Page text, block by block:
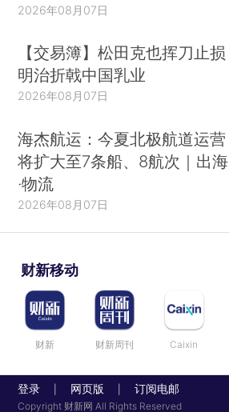
2026年08月07日
【交易簿】松田克也挥刀止损
明治折戟中国乳业
2026年08月07日
海杰航运：今夏北极航道运营
将扩大至7条船、8航次｜出海
·物流
2026年08月07日
财新移动
财新 财新周刊 Caixin
登录 网页版 订阅电邮
Copyright 财新网 All Rights Reserved